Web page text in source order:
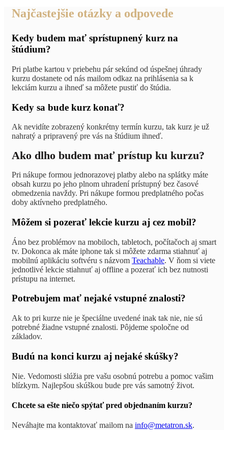
Najčastejšie otázky a odpovede
Kedy budem mať sprístupnený kurz na
štúdium?
Pri platbe kartou v priebehu pár sekúnd od úspešnej úhrady
kurzu dostanete od nás mailom odkaz na prihlásenia sa k
lekciám kurzu a ihneď sa môžete pustiť do štúdia.
Kedy sa bude kurz konať?
Ak nevidíte zobrazený konkrétny termín kurzu, tak kurz je už
nahratý a pripravený pre vás na štúdium ihneď.
Ako dlho budem mať prístup ku kurzu?
Pri nákupe formou jednorazovej platby alebo na splátky máte
obsah kurzu po jeho plnom uhradení prístupný bez časové
obmedzenia navždy. Pri nákupe formou predplatného počas
doby aktívneho predplatného.
Môžem si pozerať lekcie kurzu aj cez mobil?
Áno bez problémov na mobiloch, tabletoch, počítačoch aj smart
tv. Dokonca ak máte iphone tak si môžete zdarma stiahnuť aj
mobilnú aplikáciu softvéru s názvom Teachable. V ňom si viete
jednotlivé lekcie stiahnuť aj offline a pozerať ich bez nutnosti
prístupu na internet.
Potrebujem mať nejaké vstupné znalosti?
Ak to pri kurze nie je špeciálne uvedené inak tak nie, nie sú
potrebné žiadne vstupné znalosti. Pôjdeme spoločne od
základov.
Budú na konci kurzu aj nejaké skúšky?
Nie. Vedomosti slúžia pre vašu osobnú potrebu a pomoc vašim
blízkym. Najlepšou skúškou bude pre vás samotný život.
Chcete sa ešte niečo spýtať pred objednaním kurzu?
Neváhajte ma kontaktovať mailom na info@metatron.sk.